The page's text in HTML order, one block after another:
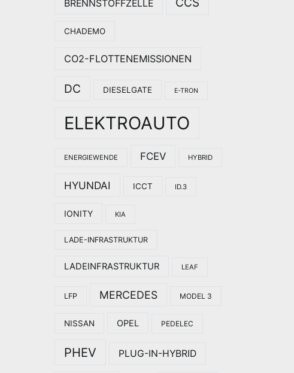
BRENNSTOFFZELLE
CHADEMO
CO2-FLOTTENEMISSIONEN
DC DIESELGATE E-TRON
ELEKTROAUTO
ENERGIEWENDE FCEV HYBRID
HYUNDAI ICCT ID.3
IONITY KIA
LADE-INFRASTRUKTUR
LADEINFRASTRUKTUR LEAF
LFP MERCEDES MODEL 3
NISSAN OPEL PEDELEC
PHEV PLUG-IN-HYBRID